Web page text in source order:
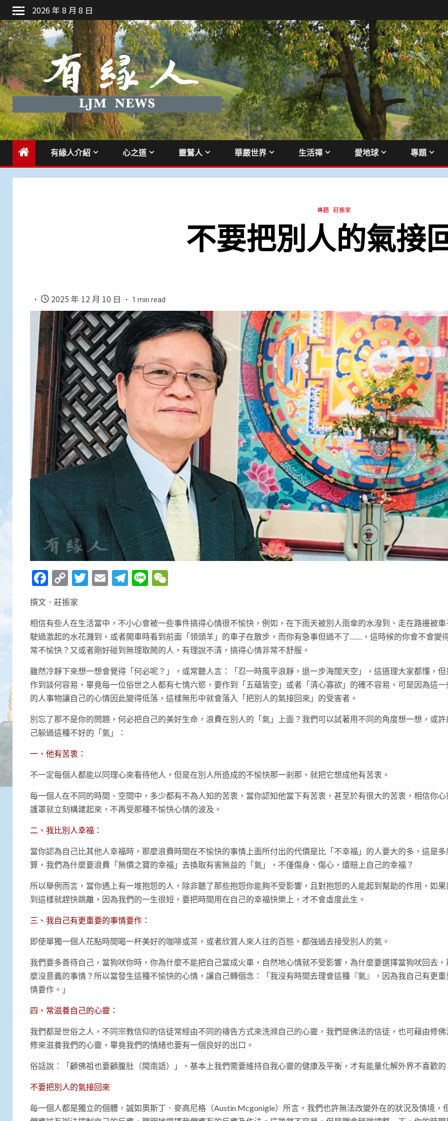
Skip
to
content
2026 年 8 月 8 日
有緣人介紹 心之道 靈鷲人 華嚴世界 生活禪 愛地球 專題
專題 莊振家
不要把別人的氣接
2025 年 12 月 10 日 1 min read
Facebook
Copy
Link
Twitter
EmailTelegram
Line
撰文．莊振家
相信有些人在生活當中，不小心會被一些事件搞得心情很不愉快，例如，在下雨天被別人雨傘的水潑到、走在路邊被車
駛過激起的水花濺到，或者開車時看到前面「領頭羊」的車子在散步，而你有急事但過不了……，這時候的你會不會變
常不愉快？又或者剛好碰到無理取鬧的人，有理說不清，搞得心情非常不舒服。
雖然冷靜下來想一想會覺得「何必呢？」，或常聽人言：「忍一時風平浪靜，退一步海闊天空」，這道理大家都懂，
作到談何容易，畢竟每一位俗世之人都有七情六慾，要作到「五蘊皆空」或者「清心寡欲」的確不容易，可是因為這一
的人事物讓自己的心情因此變得低落，這樣無形中就會落入「把別人的氣接回來」的受害者。
別忘了那不是你的問題，何必把自己的美好生命，浪費在別人的「氣」上面？我們可以試著用不同的角度想一想，或
己躲過這種不好的「氣」：
一、他有苦衷：
不一定每個人都能以同理心來看待他人，但是在別人所造成的不愉快那一剎那，就把它想成他有苦衷。
每一個人在不同的時間、空間中，多少都有不為人知的苦衷，當你認知他當下有苦衷，甚至於有很大的苦衷，相信你心
護罩就立刻構建起來，不再受那種不愉快心情的波及。
二、我比別人幸福：
當你認為自己比其他人幸福時，那麼浪費時間在不愉快的事情上面所付出的代價是比「不幸福」的人要大的多，這是
算，我們為什麼要浪費「無價之寶的幸福」去換取有害無益的「氣」，不僅傷身、傷心，還賠上自己的幸福？
所以舉例而言，當你遇上有一堆抱怨的人，除非聽了那些抱怨你能夠不受影響，且對抱怨的人能起到幫助的作用，如
到這樣就趕快跳離，因為我們的一生很短，要把時間用在自己的幸福快樂上，才不會虛度此生。
三、我自己有更重要的事情要作：
即使單獨一個人花點時間喝一杯美好的咖啡或茶，或者欣賞人來人往的百態，都強過去接受別人的氣。
我們要多善待自己，當狗吠你時，你為什麼不能把自己當成火車，自然地心情就不受影響，為什麼要選擇當狗吠回去，
麼沒意義的事情？所以當發生這種不愉快的心情，讓自己轉個念：「我沒有時間去理會這種『氣』，因為我自己有更
情要作。」
四、常滋養自己的心靈：
我們都是世俗之人，不同宗教信仰的信徒常經由不同的禱告方式來洗滌自己的心靈，我們是佛法的信徒，也可藉由修佛
修來滋養我們的心靈，畢竟我們的情緒也要有一個良好的出口。
俗話說：「顧佛祖也要顧腹肚（閩南語）」，基本上我們需要維持自我心靈的健康及平衡，才有能量化解外界不喜歡的
不要把別人的氣接回來
每一個人都是獨立的個體，誠如奧斯丁．麥高尼格（Austin Mcgonigle）所言，我們也許無法改變外在的狀況及情境，